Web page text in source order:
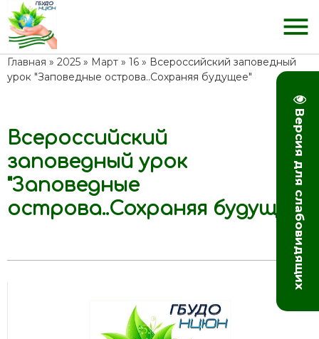
Версия для слабовидящих
menu
Главная » 2025 » Март » 16 » Всероссийский заповедный
урок "Заповедные острова..Сохраняя будущее"
08:44
Всероссийский
заповедный урок
"Заповедные
острова..Сохраняя будущее"